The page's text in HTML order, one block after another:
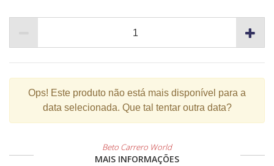
Ops! Este produto não está mais disponível para a
data selecionada. Que tal tentar outra data?
Beto Carrero World
MAIS INFORMAÇÕES